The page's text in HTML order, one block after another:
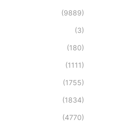
(9889)
(3)
(180)
(1111)
(1755)
(1834)
(4770)